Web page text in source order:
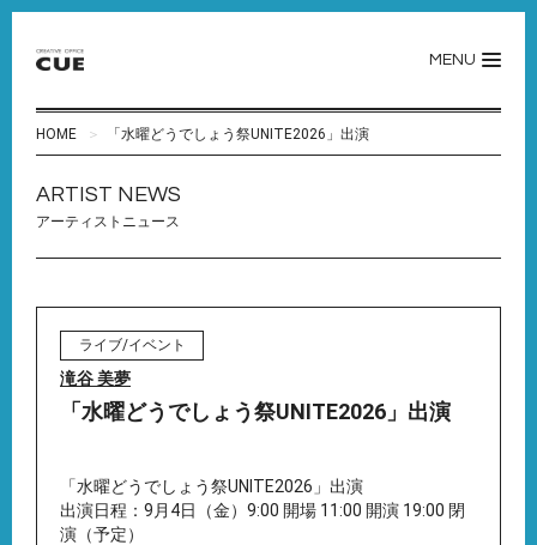
MENU
HOME 「水曜どうでしょう祭UNITE2026」出演
ARTIST NEWS
アーティストニュース
ライブ/イベント
滝谷 美夢
「水曜どうでしょう祭UNITE2026」出演
「水曜どうでしょう祭UNITE2026」出演
出演日程：9月4日（金）9:00 開場 11:00 開演 19:00 閉
演（予定）